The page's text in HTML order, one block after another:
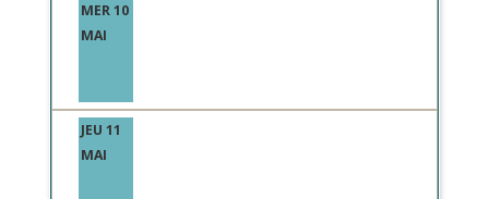
MER 10
MAI
JEU 11
MAI